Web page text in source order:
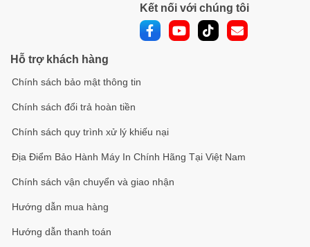
an toàn và dễ
truy cập bất kỳ lúc nào.
So Sánh Camera EZVIZ CB3 2MP Với Các Mẫu
Camera Khác
Thông Số EZVIZ CB3 2MP
Độ phân
2MP 2MP
Tầm nhìn
ban đêm
15m (hồng
ngoại, có màu)
30m (hồng
ngoại)
10m (hồng
con
Có
Đàm thoại
Kết nối với chúng tôi
Hỗ trợ khách hàng
Chính sách bảo mật thông tin
Chính sách đổi trả hoàn tiền
Chính sách quy trình xử lý khiếu nại
Địa Điểm Bảo Hành Máy In Chính Hãng Tại Việt Nam
Chính sách vận chuyển và giao nhận
Hướng dẫn mua hàng
Hướng dẫn thanh toán